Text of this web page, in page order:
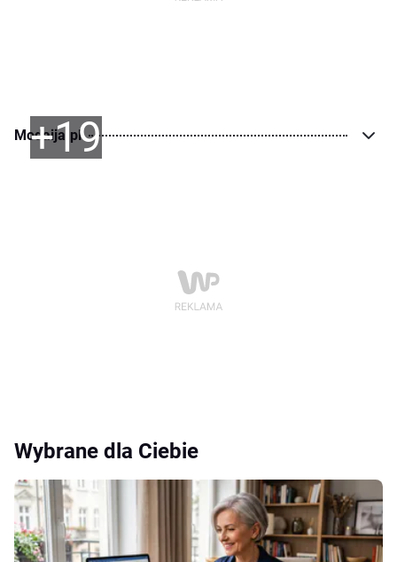
+19
Modaija.pl
Wybrane dla Ciebie